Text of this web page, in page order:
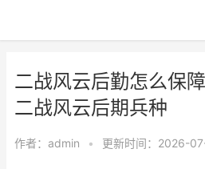
二战风云后勤怎么保
二战风云后期兵种
作者： admin • 更新时间：2026-